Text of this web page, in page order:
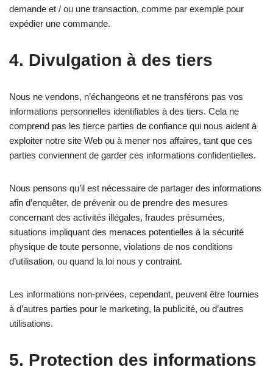
demande et / ou une transaction, comme par exemple pour
expédier une commande.
4. Divulgation à des tiers
Nous ne vendons, n’échangeons et ne transférons pas vos
informations personnelles identifiables à des tiers. Cela ne
comprend pas les tierce parties de confiance qui nous aident à
exploiter notre site Web ou à mener nos affaires, tant que ces
parties conviennent de garder ces informations confidentielles.
Nous pensons qu’il est nécessaire de partager des informations
afin d’enquêter, de prévenir ou de prendre des mesures
concernant des activités illégales, fraudes présumées,
situations impliquant des menaces potentielles à la sécurité
physique de toute personne, violations de nos conditions
d’utilisation, ou quand la loi nous y contraint.
Les informations non-privées, cependant, peuvent être fournies
à d’autres parties pour le marketing, la publicité, ou d’autres
utilisations.
5. Protection des informations